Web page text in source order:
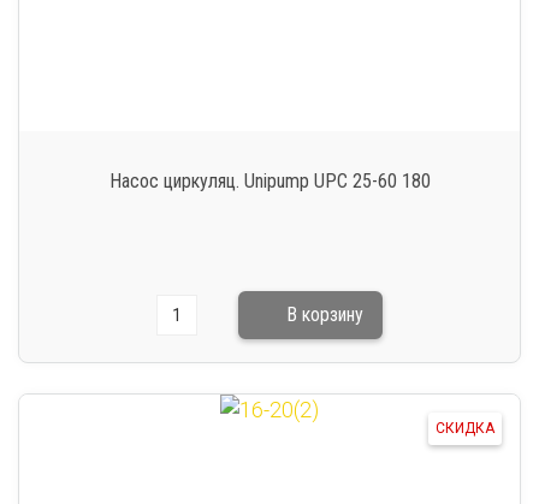
Насос циркуляц. Unipump UPC 25-60 180
СКИДКА